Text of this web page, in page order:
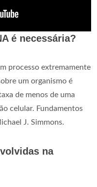
é necessária?
processo extremamente
um organismo é
de menos de uma
celular. Fundamentos
J. Simmons.
na